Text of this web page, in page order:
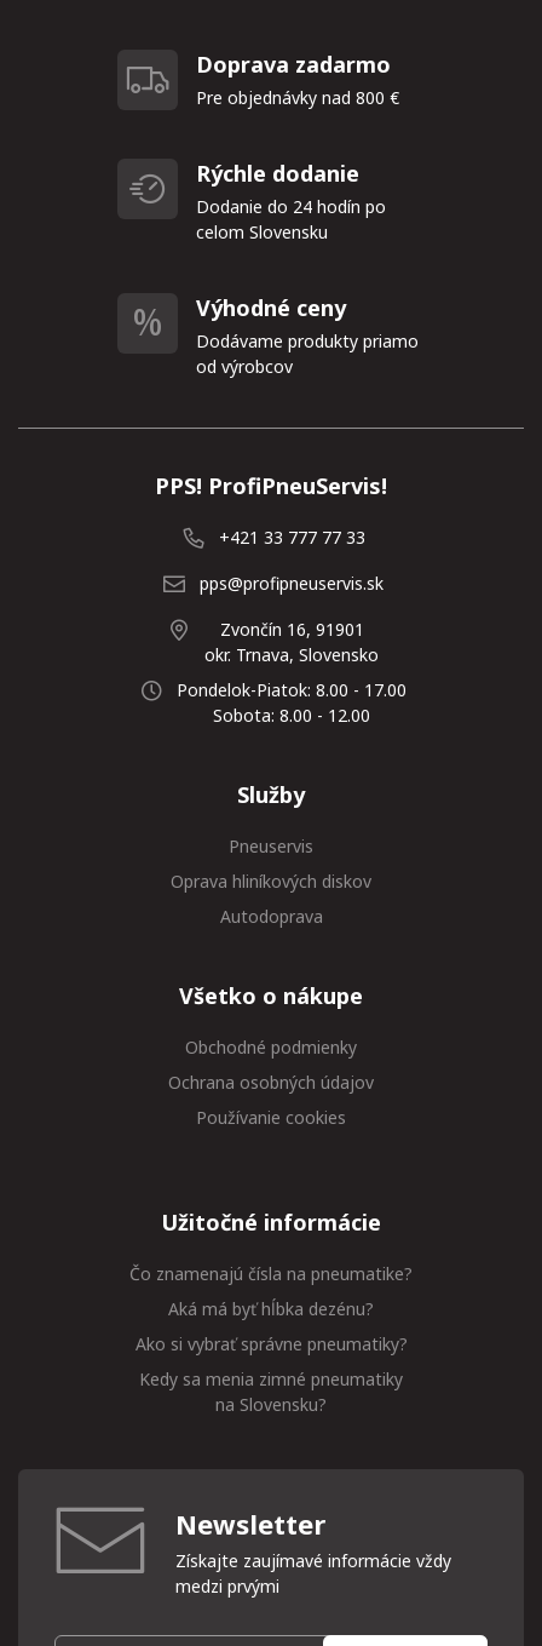
Doprava zadarmo
Pre objednávky nad 800 €
Rýchle dodanie
Dodanie do 24 hodín po
celom Slovensku
Výhodné ceny
Dodávame produkty priamo
od výrobcov
PPS! ProfiPneuServis!
+421 33 777 77 33
pps@profipneuservis.sk
Zvončín 16, 91901
okr. Trnava, Slovensko
Pondelok-Piatok: 8.00 - 17.00
Sobota: 8.00 - 12.00
Služby
Pneuservis
Oprava hliníkových diskov
Autodoprava
Všetko o nákupe
Obchodné podmienky
Ochrana osobných údajov
Používanie cookies
Užitočné informácie
Čo znamenajú čísla na pneumatike?
Aká má byť hĺbka dezénu?
Ako si vybrať správne pneumatiky?
Kedy sa menia zimné pneumatiky
na Slovensku?
Newsletter
Získajte zaujímavé informácie vždy
medzi prvými